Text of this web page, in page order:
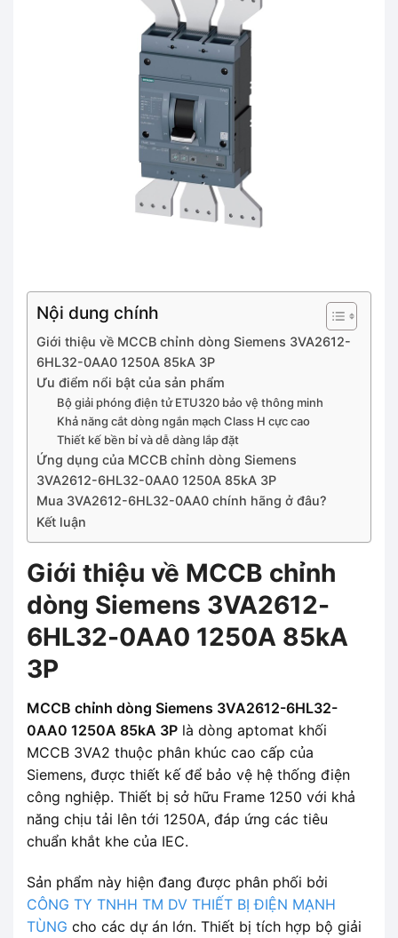
Nội dung chính
Giới thiệu về MCCB chỉnh dòng Siemens 3VA2612-
6HL32-0AA0 1250A 85kA 3P
Ưu điểm nổi bật của sản phẩm
Bộ giải phóng điện tử ETU320 bảo vệ thông minh
Khả năng cắt dòng ngắn mạch Class H cực cao
Thiết kế bền bỉ và dễ dàng lắp đặt
Ứng dụng của MCCB chỉnh dòng Siemens
3VA2612-6HL32-0AA0 1250A 85kA 3P
Mua 3VA2612-6HL32-0AA0 chính hãng ở đâu?
Kết luận
Giới thiệu về MCCB chỉnh
dòng Siemens 3VA2612-
6HL32-0AA0 1250A 85kA
3P
MCCB chỉnh dòng Siemens 3VA2612-6HL32-
0AA0 1250A 85kA 3P là dòng aptomat khối
MCCB 3VA2 thuộc phân khúc cao cấp của
Siemens, được thiết kế để bảo vệ hệ thống điện
công nghiệp. Thiết bị sở hữu Frame 1250 với khả
năng chịu tải lên tới 1250A, đáp ứng các tiêu
chuẩn khắt khe của IEC.
Sản phẩm này hiện đang được phân phối bởi
CÔNG TY TNHH TM DV THIẾT BỊ ĐIỆN MẠNH
TÙNG cho các dự án lớn. Thiết bị tích hợp bộ giải